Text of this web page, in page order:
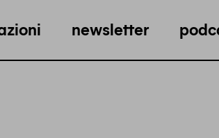
newsletter